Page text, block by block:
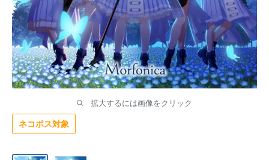
拡大するには画像をクリック
ネコポス対象